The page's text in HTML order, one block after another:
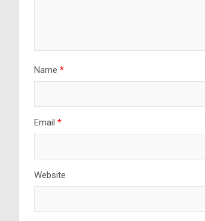
Name *
Email *
Website